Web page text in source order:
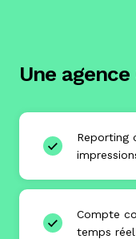
Une
Reporting
Compte
temps